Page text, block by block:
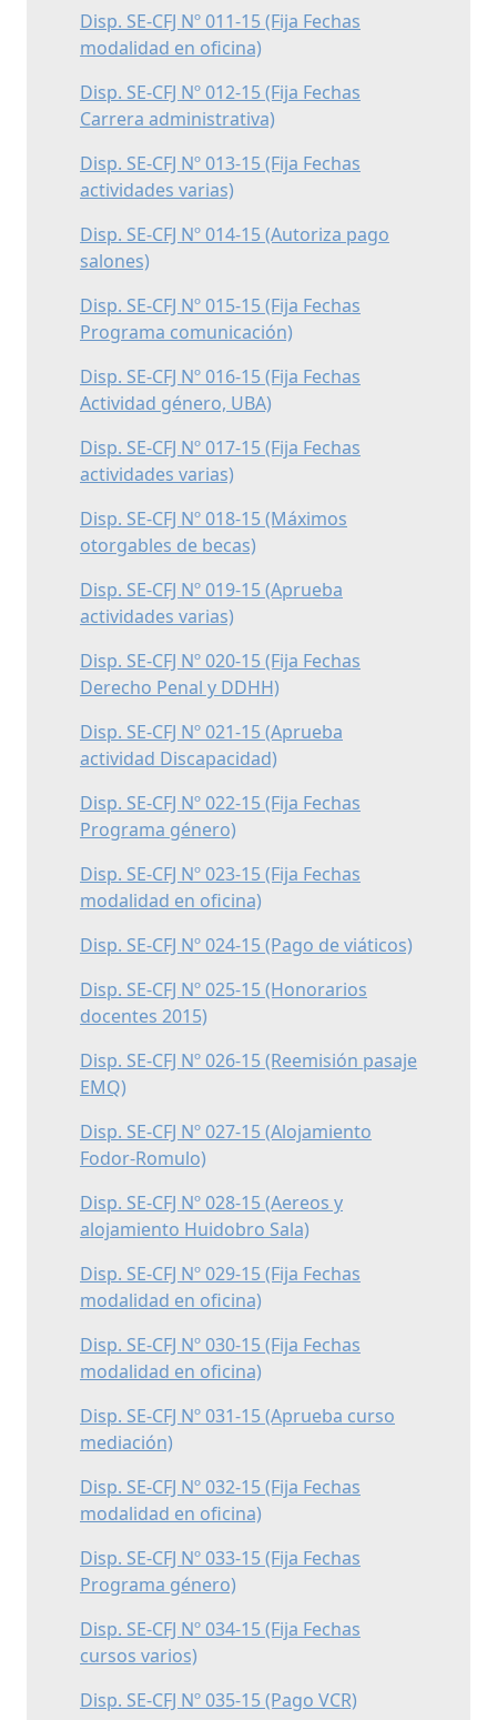
Disp. SE-CFJ Nº 011-15 (Fija Fechas
modalidad en oficina)
Disp. SE-CFJ Nº 012-15 (Fija Fechas
Carrera administrativa)
Disp. SE-CFJ Nº 013-15 (Fija Fechas
actividades varias)
Disp. SE-CFJ Nº 014-15 (Autoriza pago
salones)
Disp. SE-CFJ Nº 015-15 (Fija Fechas
Programa comunicación)
Disp. SE-CFJ Nº 016-15 (Fija Fechas
Actividad género, UBA)
Disp. SE-CFJ Nº 017-15 (Fija Fechas
actividades varias)
Disp. SE-CFJ Nº 018-15 (Máximos
otorgables de becas)
Disp. SE-CFJ Nº 019-15 (Aprueba
actividades varias)
Disp. SE-CFJ Nº 020-15 (Fija Fechas
Derecho Penal y DDHH)
Disp. SE-CFJ Nº 021-15 (Aprueba
actividad Discapacidad)
Disp. SE-CFJ Nº 022-15 (Fija Fechas
Programa género)
Disp. SE-CFJ Nº 023-15 (Fija Fechas
modalidad en oficina)
Disp. SE-CFJ Nº 024-15 (Pago de viáticos)
Disp. SE-CFJ Nº 025-15 (Honorarios
docentes 2015)
Disp. SE-CFJ Nº 026-15 (Reemisión pasaje
EMQ)
Disp. SE-CFJ Nº 027-15 (Alojamiento
Fodor-Romulo)
Disp. SE-CFJ Nº 028-15 (Aereos y
alojamiento Huidobro Sala)
Disp. SE-CFJ Nº 029-15 (Fija Fechas
modalidad en oficina)
Disp. SE-CFJ Nº 030-15 (Fija Fechas
modalidad en oficina)
Disp. SE-CFJ Nº 031-15 (Aprueba curso
mediación)
Disp. SE-CFJ Nº 032-15 (Fija Fechas
modalidad en oficina)
Disp. SE-CFJ Nº 033-15 (Fija Fechas
Programa género)
Disp. SE-CFJ Nº 034-15 (Fija Fechas
cursos varios)
Disp. SE-CFJ Nº 035-15 (Pago VCR)